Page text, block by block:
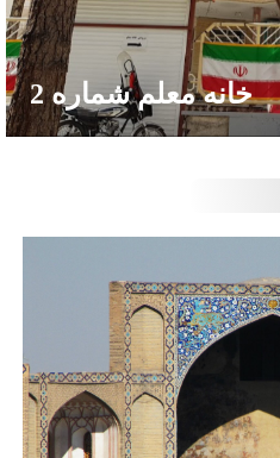
خانه معلم شماره 2